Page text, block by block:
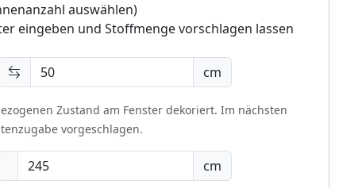
auswählen)
eingeben und Stoffmenge vorschlagen lassen
cm
Zustand am Fenster dekoriert. Im nächsten
vorgeschlagen.
cm